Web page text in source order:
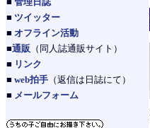
■ ツイッター
■ オフライン活動
■通販 （同人誌通販サイト）
■ リンク
■ web拍手 （返信は日誌にて）
■ メールフォーム